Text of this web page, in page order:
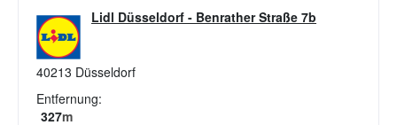
Lidl Düsseldorf - Benrather Straße 7b
40213 Düsseldorf
Entfernung:
327m